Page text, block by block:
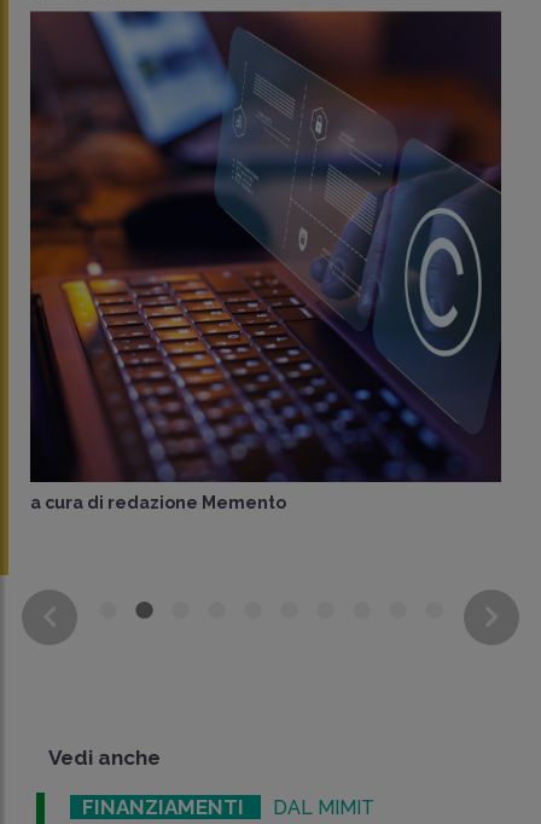
a cura di redazione Memento
Vedi anche
FINANZIAMENTI DAL MIMIT